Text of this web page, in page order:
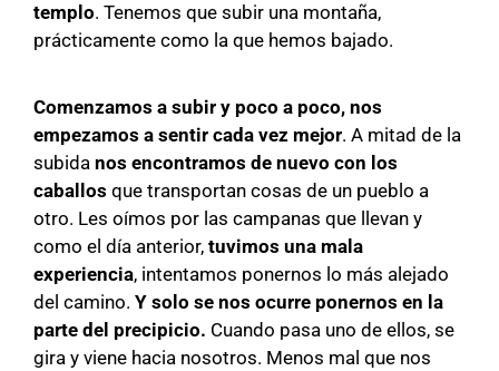
templo. Tenemos que subir una montaña,
prácticamente como la que hemos bajado.
Comenzamos a subir y poco a poco, nos
empezamos a sentir cada vez mejor. A mitad de la
subida nos encontramos de nuevo con los
caballos que transportan cosas de un pueblo a
otro. Les oímos por las campanas que llevan y
como el día anterior, tuvimos una mala
experiencia, intentamos ponernos lo más alejado
del camino. Y solo se nos ocurre ponernos en la
parte del precipicio. Cuando pasa uno de ellos, se
gira y viene hacia nosotros. Menos mal que nos